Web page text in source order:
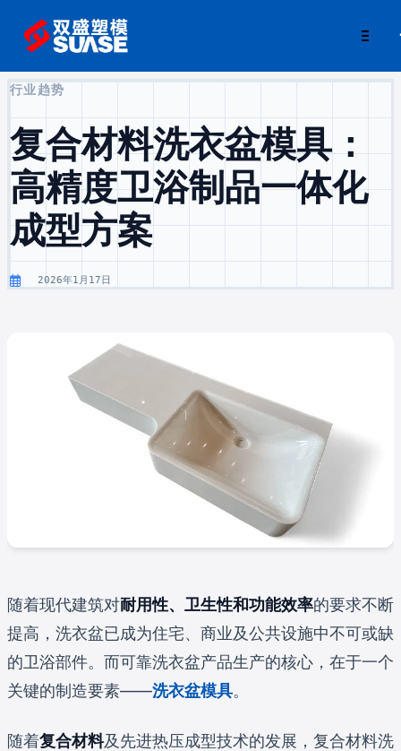
行业趋势
复合材料洗衣盆模具：
高精度卫浴制品一体化
成型方案‌
2026年1月17日
随着现代建筑对耐用性、卫生性和功能效率的要求不断
提高，洗衣盆已成为住宅、商业及公共设施中不可或缺
的卫浴部件。而可靠洗衣盆产品生产的核心，在于一个
关键的制造要素——洗衣盆模具。
随着复合材料及先进热压成型技术的发展，复合材料洗